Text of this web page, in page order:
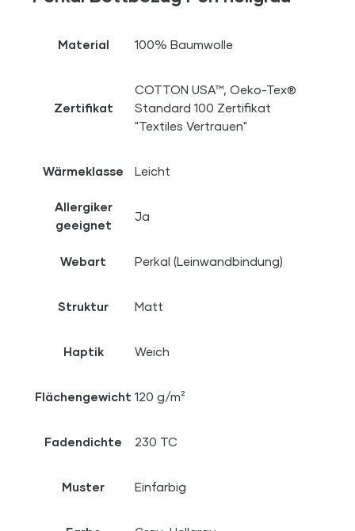
Material 100% Baumwolle
Zertifikat
COTTON USA™, Oeko-Tex®
Standard 100 Zertifikat
"Textiles Vertrauen"
Wärmeklasse Leicht
Allergiker
geeignet
Ja
Webart Perkal (Leinwandbindung)
Struktur Matt
Haptik Weich
Flächengewicht 120 g/m²
Fadendichte 230 TC
Muster Einfarbig